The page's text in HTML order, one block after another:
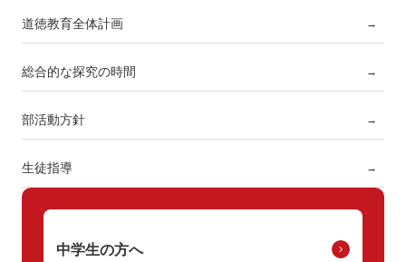
道徳教育全体計画 →
総合的な探究の時間 →
部活動方針 →
生徒指導 →
中学生の方へ